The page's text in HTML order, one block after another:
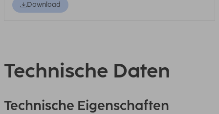
Download
Technische Daten
Technische Eigenschaften